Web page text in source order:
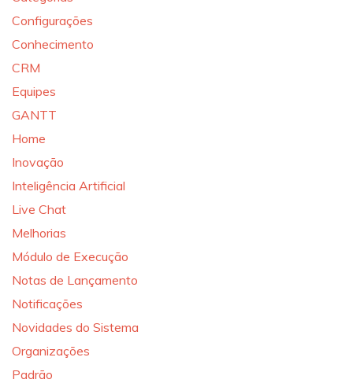
Configurações
Conhecimento
CRM
Equipes
GANTT
Home
Inovação
Inteligência Artificial
Live Chat
Melhorias
Módulo de Execução
Notas de Lançamento
Notificações
Novidades do Sistema
Organizações
Padrão